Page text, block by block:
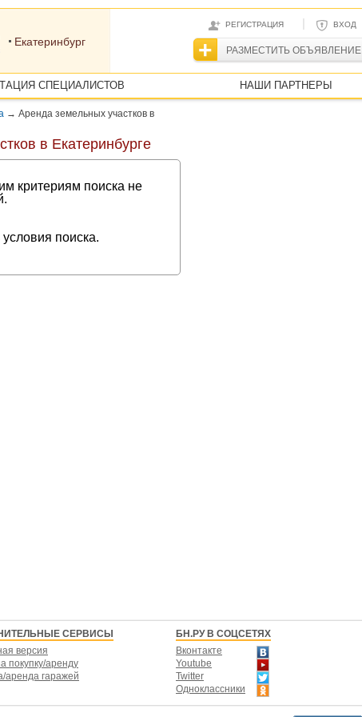
РЕГИСТРАЦИЯ | ВХОД
РАЗМЕСТИТЬ ОБЪЯВЛЕНИЕ
Екатеринбург
СПЕЦИАЛИСТОВ НАШИ ПАРТНЕРЫ
→ Аренда земельных участков в
в Екатеринбурге
критериям поиска не
поиска.
СЕРВИСЫ
версия
покупку/аренду
аренда гаражей
БН.РУ В СОЦСЕТЯХ
Вконтакте
Youtube
Twitter
Одноклассники